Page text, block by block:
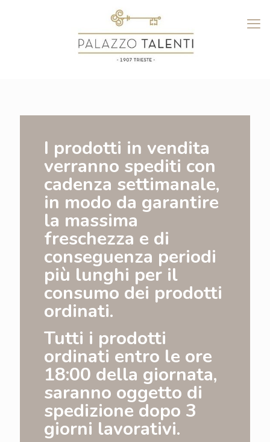
I prodotti in vendita
verranno spediti con
cadenza settimanale,
in modo da garantire
la massima
freschezza e di
conseguenza periodi
più lunghi per il
consumo dei prodotti
ordinati.
Tutti i prodotti
ordinati entro le ore
18:00 della giornata,
saranno oggetto di
spedizione dopo 3
giorni lavorativi.